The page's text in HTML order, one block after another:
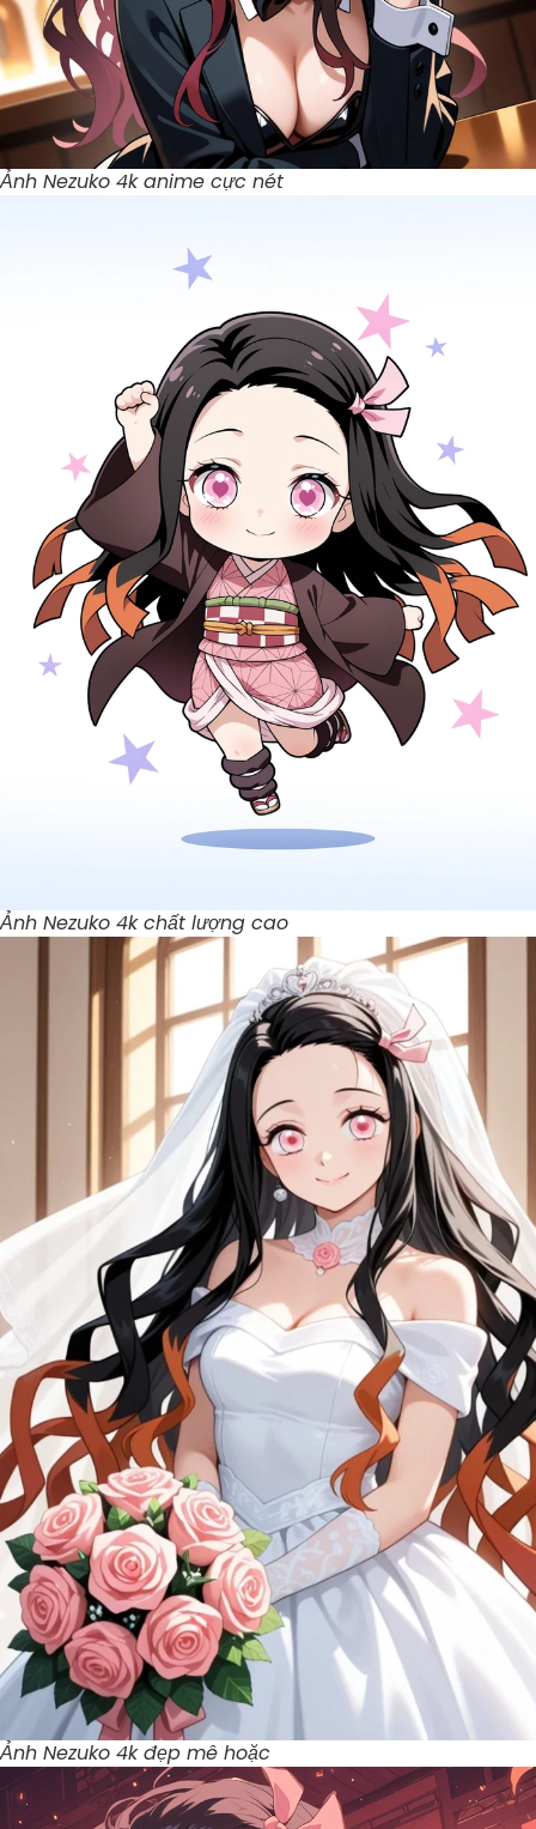
Ảnh Nezuko 4k anime cực nét
Ảnh Nezuko 4k chất lượng cao
Ảnh Nezuko 4k đẹp mê hoặc